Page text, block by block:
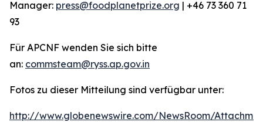
Manager: press@foodplanetprize.org | +46 73 360 71
93
Für APCNF wenden Sie sich bitte
an: commsteam@ryss.ap.gov.in
Fotos zu dieser Mitteilung sind verfügbar unter:
http://www.globenewswire.com/NewsRoom/